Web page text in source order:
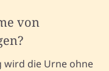
von
wird die Urne ohne